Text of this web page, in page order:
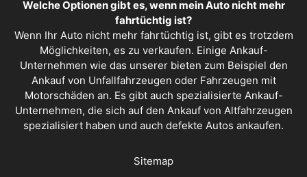
Welche Optionen gibt es, wenn mein Auto nicht mehr
fahrtüchtig ist?
Wenn Ihr Auto nicht mehr fahrtüchtig ist, gibt es trotzdem
Möglichkeiten, es zu verkaufen. Einige Ankauf-
Unternehmen wie das unserer bieten zum Beispiel den
Ankauf von Unfallfahrzeugen oder Fahrzeugen mit
Motorschäden an. Es gibt auch spezialisierte Ankauf-
Unternehmen, die sich auf den Ankauf von Altfahrzeugen
spezialisiert haben und auch defekte Autos ankaufen.
Sitemap